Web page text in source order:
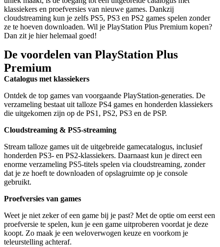
klassiekers en proefversies van nieuwe games. Dankzij
cloudstreaming kun je zelfs PS5, PS3 en PS2 games spelen zonder
ze te hoeven downloaden. Wil je PlayStation Plus Premium kopen?
Dan zit je hier helemaal goed!
De voordelen van PlayStation Plus
Premium
Catalogus met klassiekers
Ontdek de top games van voorgaande PlayStation-generaties. De
verzameling bestaat uit talloze PS4 games en honderden klassiekers
die uitgekomen zijn op de PS1, PS2, PS3 en de PSP.
Cloudstreaming & PS5-streaming
Stream talloze games uit de uitgebreide gamecatalogus, inclusief
honderden PS3- en PS2-klassiekers. Daarnaast kun je direct een
enorme verzameling PS5-titels spelen via cloudstreaming, zonder
dat je ze hoeft te downloaden of opslagruimte op je console
gebruikt.
Proefversies van games
Weet je niet zeker of een game bij je past? Met de optie om eerst een
proefversie te spelen, kun je een game uitproberen voordat je deze
koopt. Zo maak je een weloverwogen keuze en voorkom je
teleurstelling achteraf.